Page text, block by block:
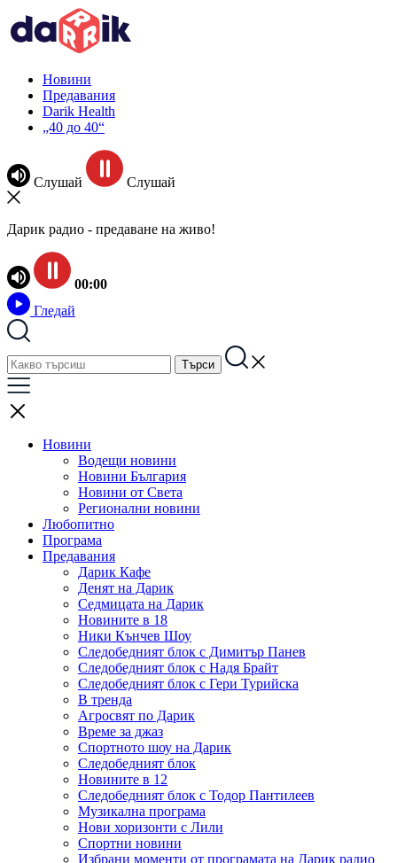
Новини
Предавания
Darik Health
„40 до 40“
Слушай Слушай
Дарик радио - предаване на живо!
00:00
Гледай
Новини
Водещи новини
Новини България
Новини от Света
Регионални новини
Любопитно
Програма
Предавания
Дарик Кафе
Денят на Дарик
Седмицата на Дарик
Новините в 18
Ники Кънчев Шоу
Следобедният блок с Димитър Панев
Следобедният блок с Надя Брайт
Следобедният блок с Гери Турийска
В тренда
Агросвят по Дарик
Време за джаз
Спортното шоу на Дарик
Следобедният блок
Новините в 12
Следобедният блок с Тодор Пантилеев
Музикална програма
Нови хоризонти с Лили
Спортни новини
Избрани моменти от програмата на Дарик радио